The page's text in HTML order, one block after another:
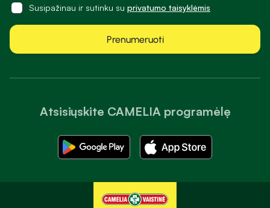
Atsisiųskite CAMELIA programėlę
Susipažinau ir sutinku su privatumo taisyklėmis
Prenumeruoti